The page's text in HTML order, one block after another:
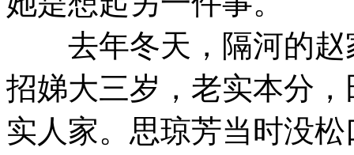
去年冬天，隔河的赵
招娣大三岁，老实本分
实人家。思琼芳当时没